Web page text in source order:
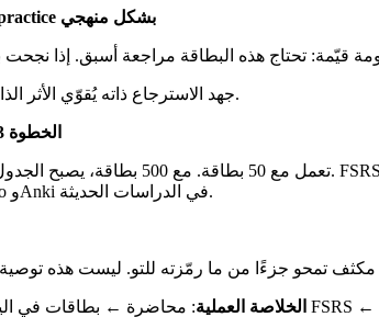
الخطوة 2: استخدم retrieval practice بشكل منهجي
: جهد الاسترجاع ذاته يُقوّي الأثر الذاكري.
الخطوة 3: دع الخوارزمية تدير الفترات
ولماذا يتفوق على SuperMemo وAnki في الدراسات الحديثة.
الخلاصة العملية